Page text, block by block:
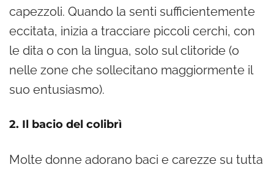
capezzoli. Quando la senti sufficientemente
eccitata, inizia a tracciare piccoli cerchi, con
le dita o con la lingua, solo sul clitoride (o
nelle zone che sollecitano maggiormente il
suo entusiasmo).
2. Il bacio del colibrì
Molte donne adorano baci e carezze su tutta